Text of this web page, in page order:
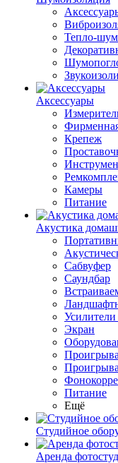
Тепло-
Аксессуары
Крепеж
Камеры
Питание
Акустика
Сабвуфер
Саундбар
Экран
Питание
Ещё
Студийное
Аренда